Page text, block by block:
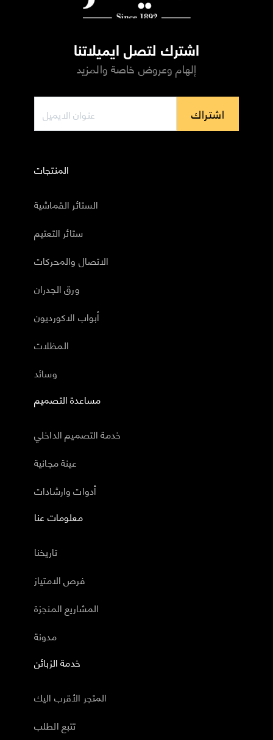
اشترك لتصل ايميلاتنا
إلهام وعروض خاصة والمزيد
اشتراك
المنتجات
الستائر القماشية
ستائر التعتيم
الاتصال والمحركات
ورق الجدران
أبواب الاكورديون
المظلات
وسائد
مساعدة التصميم
خدمة التصميم الداخلي
عينة مجانية
أدوات وارشادات
معلومات عنا
تاريخنا
فرص الامتياز
المشاريع المنجزة
مدونة
خدمة الزبائن
المتجر الأقرب اليك
تتبع الطلب